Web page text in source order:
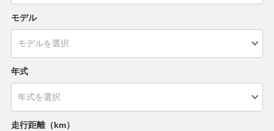
モデル
年式
走行距離（km）